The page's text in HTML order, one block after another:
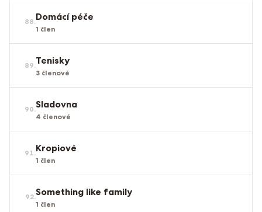
88.Domácí péče
1 člen
89.Tenisky
3 členové
90.Sladovna
4 členové
91.Kropiové
1 člen
92.Something like family
1 člen